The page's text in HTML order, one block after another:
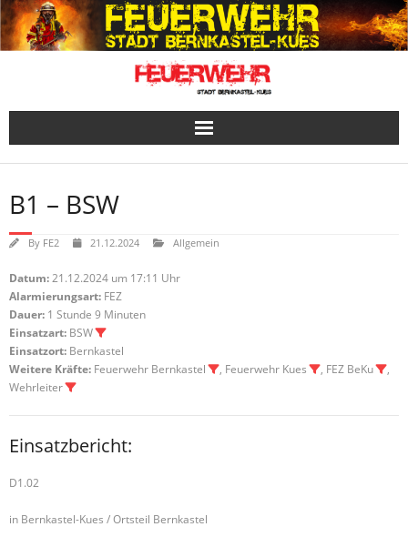
Skip
to
content
B1 – BSW
By FE2 21.12.2024 Allgemein
Datum:21.12.2024 um 17:11 Uhr
Alarmierungsart: FEZ
Dauer: 1 Stunde 9 Minuten
Einsatzart: BSW
Einsatzort: Bernkastel
Weitere Kräfte: Feuerwehr Bernkastel , Feuerwehr Kues , FEZ BeKu
,
Wehrleiter
Einsatzbericht:
D1.02
in Bernkastel-Kues / Ortsteil Bernkastel